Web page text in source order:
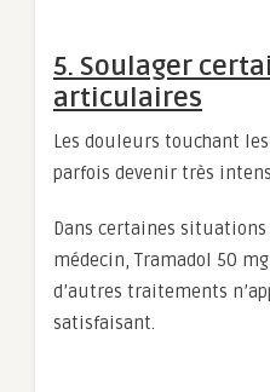
5. Soulager
articulaires
Les douleurs touchant
parfois devenir très
Dans certaines
médecin, Tramadol 50
d’autres traitements
satisfaisant.